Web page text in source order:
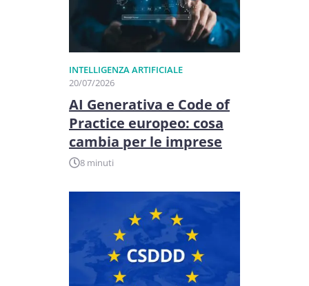
INTELLIGENZA ARTIFICIALE
20/07/2026
AI Generativa e Code of
Practice europeo: cosa
cambia per le imprese
8 minuti